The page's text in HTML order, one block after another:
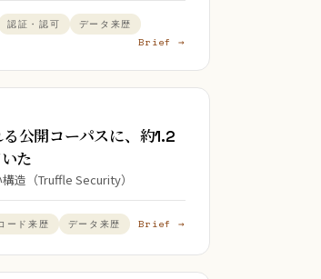
認証・認可 データ来歴
Brief →
公開コーパスに、約1.2
た
造（Truffle Security）
ード来歴 データ来歴 Brief →